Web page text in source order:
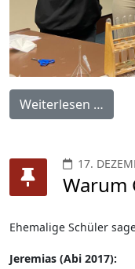
Weiterlesen …
17.
Warum
Ehemalige Schüler
Jeremias (Abi 2017):